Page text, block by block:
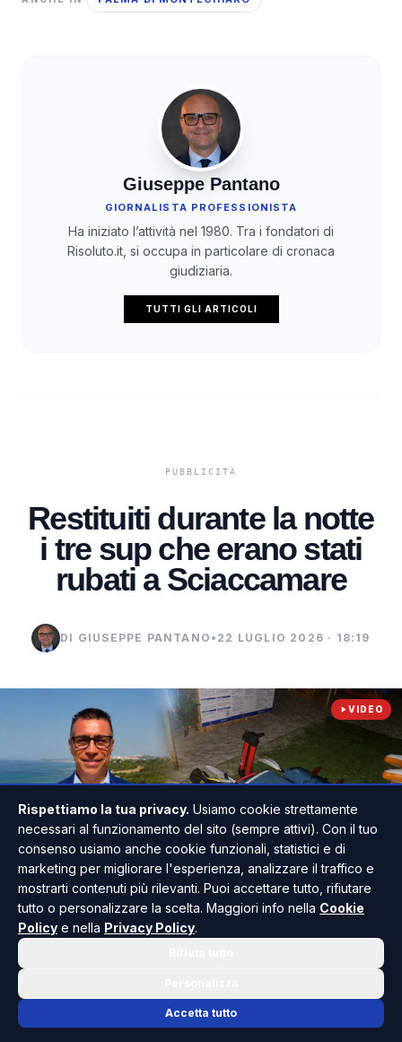
Giuseppe Pantano
GIORNALISTA PROFESSIONISTA
Ha iniziato l’attività nel 1980. Tra i fondatori di
Risoluto.it, si occupa in particolare di cronaca
giudiziaria.
TUTTI GLI ARTICOLI
Restituiti durante la notte
i tre sup che erano stati
rubati a Sciaccamare
DI GIUSEPPE PANTANO • 22 LUGLIO 2026 · 18:19
VIDEO
Guarda il video
Il direttore del Torre del Barone, Gianluca
Rispettiamo la tua privacy. Usiamo cookie strettamente
necessari al funzionamento del sito (sempre attivi). Con il tuo
consenso usiamo anche cookie funzionali, statistici e di
marketing per migliorare l'esperienza, analizzare il traffico e
mostrarti contenuti più rilevanti. Puoi accettare tutto, rifiutare
tutto o personalizzare la scelta. Maggiori info nella Cookie
Policy e nella Privacy Policy.
Accetta tutto